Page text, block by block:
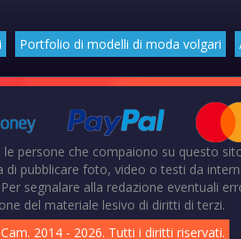
Portfolio di modelli di moda volgari
persone che compaiono su questo
di pubblicare foto, video o testi da
segnalare alla redazione eventuali
del materiale lesivo di diritti di terzi.
2014 - 2026. Tutti i diritti riservati.